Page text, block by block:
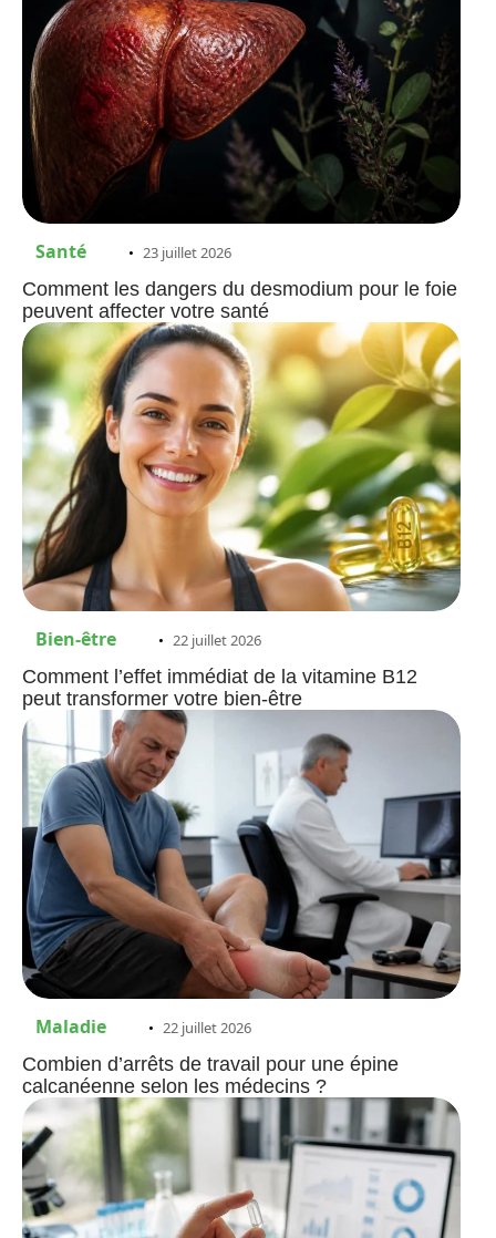
Santé 23 juillet 2026
Comment les dangers du desmodium pour le foie
peuvent affecter votre santé
Bien-être 22 juillet 2026
Comment l’effet immédiat de la vitamine B12
peut transformer votre bien-être
Maladie 22 juillet 2026
Combien d’arrêts de travail pour une épine
calcanéenne selon les médecins ?